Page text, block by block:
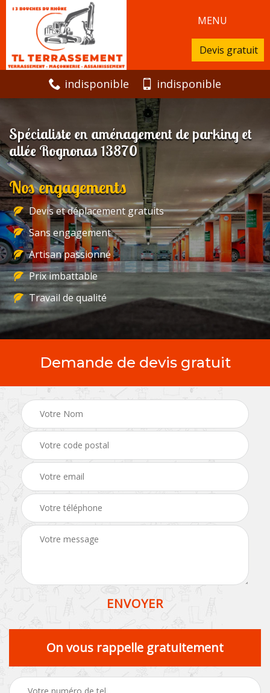
MENU
Devis gratuit
indisponible indisponible
Spécialiste en aménagement de parking et
allée Rognonas 13870
Nos engagements
Devis et déplacement gratuits
Sans engagement
Artisan passionné
Prix imbattable
Travail de qualité
Demande de devis gratuit
On vous rappelle gratuitement